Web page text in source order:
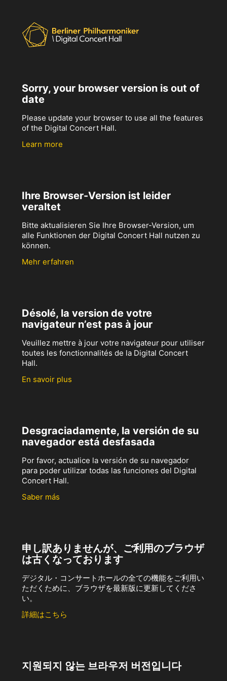
Sorry, your browser version is out of
date
Please update your browser to use all the features
of the Digital Concert Hall.
Learn more
Ihre Browser-Version ist leider
veraltet
Bitte aktualisieren Sie Ihre Browser-Version, um
alle Funktionen der Digital Concert Hall nutzen zu
können.
Mehr erfahren
Désolé, la version de votre
navigateur n’est pas à jour
Veuillez mettre à jour votre navigateur pour utiliser
toutes les fonctionnalités de la Digital Concert
Hall.
En savoir plus
Desgraciadamente, la versión de su
navegador está desfasada
Por favor, actualice la versión de su navegador
para poder utilizar todas las funciones del Digital
Concert Hall.
Saber más
申し訳ありませんが、ご利用のブラウザ
は古くなっております
デジタル・コンサートホールの全ての機能をご利用い
ただくために、ブラウザを最新版に更新してくださ
い。
詳細はこちら
지원되지 않는 브라우저 버전입니다